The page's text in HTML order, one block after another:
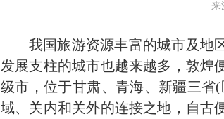
来
我国旅游资源丰富的城市及地
发展支柱的城市也越来越多，敦煌
级市 ，位于甘肃、青海、 新疆三省(
域、关内和关外的连接之地，自古